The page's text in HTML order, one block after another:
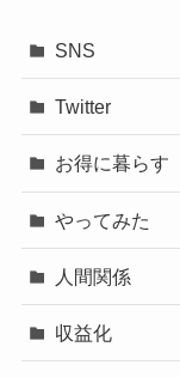
SNS
Twitter
お得に暮らす
やってみた
人間関係
収益化